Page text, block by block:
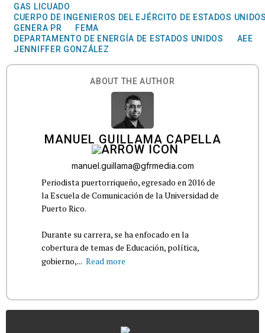
GAS LICUADO
CUERPO DE INGENIEROS DEL EJÉRCITO DE ESTADOS
GENERA PR
FEMA
DEPARTAMENTO DE ENERGÍA DE ESTADOS UNIDOS
AEE
JENNIFFER GONZÁLEZ
ABOUT THE AUTHOR
MANUEL GUILLAMA CAPELLA
manuel.guillama@gfrmedia.com
Periodista puertorriqueño, egresado en 2016 de
la Escuela de Comunicación de la Universidad de
Puerto Rico.
Durante su carrera, se ha enfocado en la
cobertura de temas de Educación, política,
gobierno,... Read more